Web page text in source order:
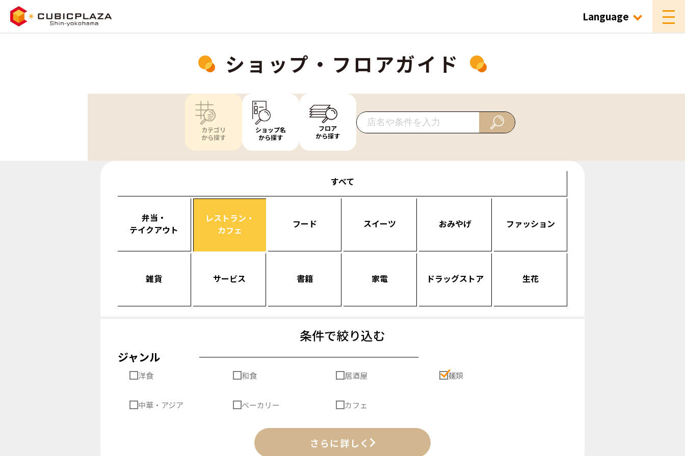
Language
ショップ・フロアガイド
カテゴリ
から探す
ショップ名
から探す
フロア
から探す
すべて
弁当・
テイクアウト
レストラン・
カフェ
フード スイーツ おみやげ ファッション
雑貨 サービス 書籍 家電 ドラッグストア 生花
条件で絞り込む
ジャンル
洋食 和食 居酒屋 麺類
中華・アジア ベーカリー カフェ
さらに詳しく